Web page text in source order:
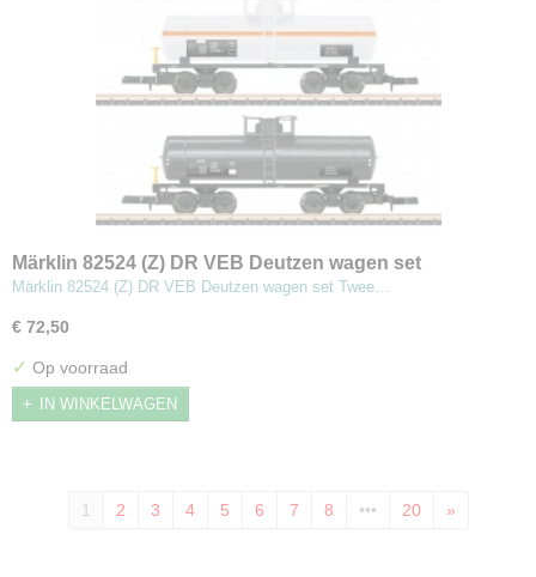
Märklin 82524 (Z) DR VEB Deutzen wagen set
Märklin 82524 (Z) DR VEB Deutzen wagen set Twee…
€ 72,50
✓ Op voorraad
IN WINKELWAGEN
1 2 3 4 5 6 7 8 ••• 20 »